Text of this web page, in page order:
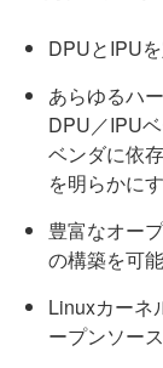
DPUとIPU
あらゆるハ
DPU／IPU
ベンダに依
を明らかに
豊富なオー
の構築を可
Linuxカーネ
ープンソー